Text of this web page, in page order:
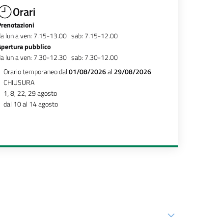
Orari
lun a ven: 7.15-13.00 | sab: 7.15-12.00
pubblico
lun a ven: 7.30-12.30 | sab: 7.30-12.00
Orario temporaneo dal01/08/2026al 29/08/2026
CHIUSURA
1, 8, 22, 29 agosto
dal 10 al 14 agosto